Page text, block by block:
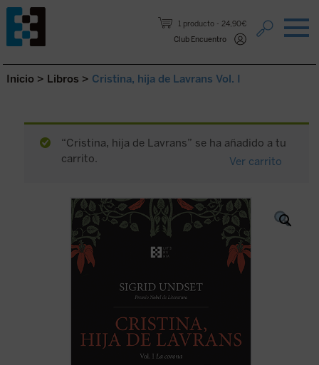
1 producto
24,90€
Club Encuentro
Saltar al contenido.
Inicio > Libros > Cristina, hija de Lavrans Vol. I
“Cristina, hija de Lavrans” se ha añadido a tu
carrito.
Ver carrito